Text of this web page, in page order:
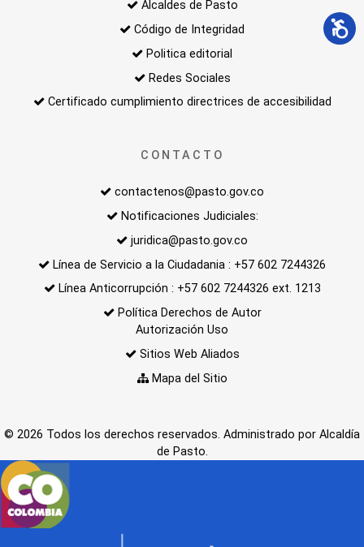
Alcaldes de Pasto
Código de Integridad
Politica editorial
Redes Sociales
Certificado cumplimiento directrices de accesibilidad
CONTACTO
contactenos@pasto.gov.co
Notificaciones Judiciales:
juridica@pasto.gov.co
Línea de Servicio a la Ciudadania : +57 602 7244326
Línea Anticorrupción : +57 602 7244326 ext. 1213
Política Derechos de Autor
Autorización Uso
Sitios Web Aliados
Mapa del Sitio
© 2026 Todos los derechos reservados. Administrado por Alcaldía
de Pasto.